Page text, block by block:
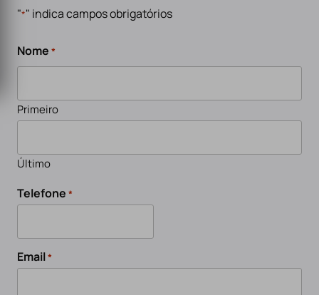
"*" indica campos obrigatórios
Nome *
Primeiro
Último
Telefone *
Email*